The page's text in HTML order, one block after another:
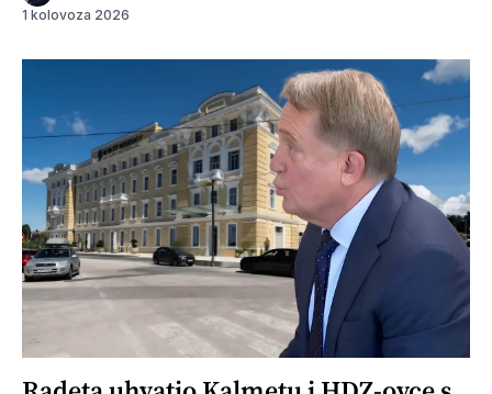
1 kolovoza 2026